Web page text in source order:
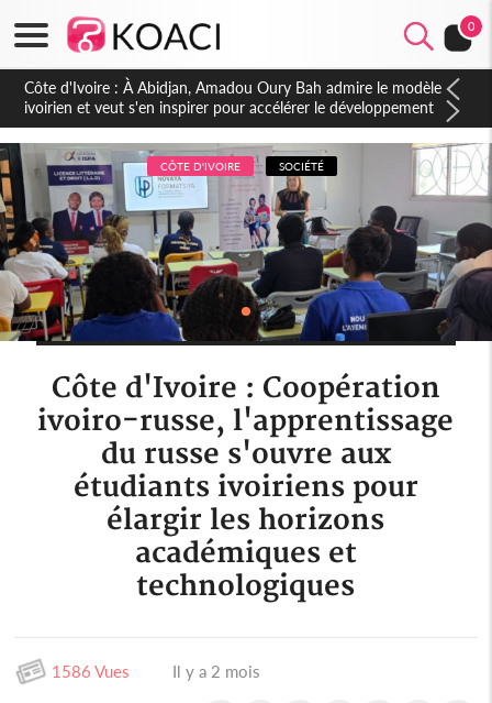
0
Côte d'Ivoire : 23 milliards FCFA de la France pour le métro
d'Abidjan et les Agoras : un nouveau coup d'accélérateur aux
projets structurants
CÔTE D'IVOIRE SOCIÉTÉ
Côte d'Ivoire : Coopération
ivoiro-russe, l'apprentissage
du russe s'ouvre aux
étudiants ivoiriens pour
élargir les horizons
académiques et
technologiques
1586 Vues Il y a 2 mois